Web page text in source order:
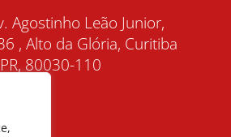
Agostinho Leão Junior,
, Alto da Glória, Curitiba
80030-110